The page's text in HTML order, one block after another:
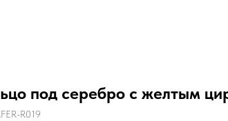
под серебро с желтым
R019